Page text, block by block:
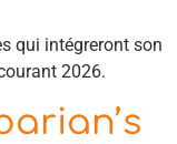
qui intégreront son
2026.